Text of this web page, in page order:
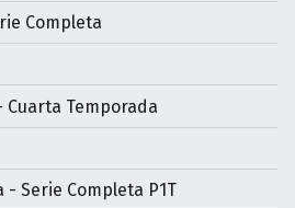
Completa
Cuarta Temporada
- Serie Completa P1T